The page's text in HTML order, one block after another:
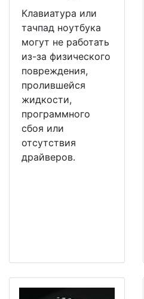
Клавиатура или
тачпад ноутбука
могут не работать
из-за физического
повреждения,
пролившейся
жидкости,
программного
сбоя или
отсутствия
драйверов.